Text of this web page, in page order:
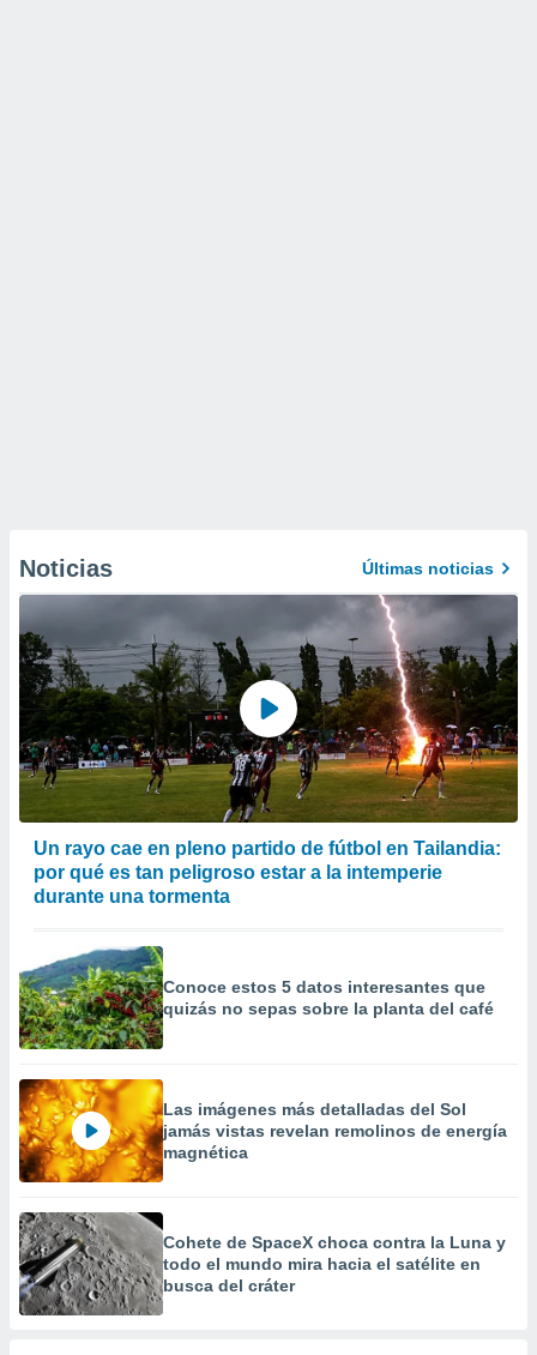
Noticias Últimas noticias
Un rayo cae en pleno partido de fútbol en Tailandia:
por qué es tan peligroso estar a la intemperie
durante una tormenta
Conoce estos 5 datos interesantes que
quizás no sepas sobre la planta del café
Las imágenes más detalladas del Sol
jamás vistas revelan remolinos de energía
magnética
Cohete de SpaceX choca contra la Luna y
todo el mundo mira hacia el satélite en
busca del cráter